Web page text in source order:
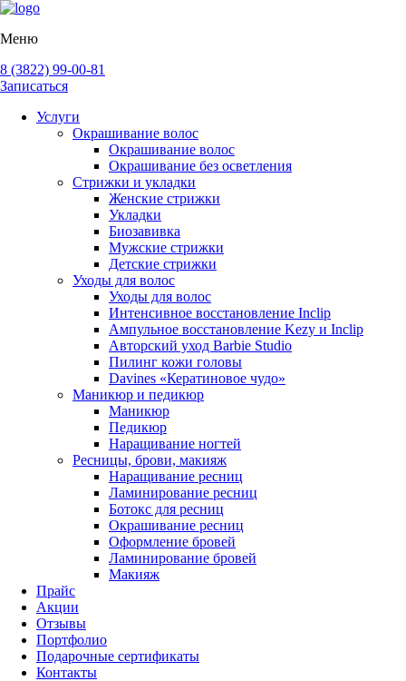
Меню
8 (3822) 99-00-81
Записаться
Услуги
Окрашивание волос
Окрашивание волос
Окрашивание без осветления
Стрижки и укладки
Женские стрижки
Укладки
Биозавивка
Мужские стрижки
Детские стрижки
Уходы для волос
Уходы для волос
Интенсивное восстановление Inclip
Ампульное восстановление Kezy и Inclip
Авторский уход Barbie Studio
Пилинг кожи головы
Davines «Кератиновое чудо»
Маникюр и педикюр
Маникюр
Педикюр
Наращивание ногтей
Ресницы, брови, макияж
Наращивание ресниц
Ламинирование ресниц
Ботокс для ресниц
Окрашивание ресниц
Оформление бровей
Ламинирование бровей
Макияж
Прайс
Акции
Отзывы
Портфолио
Подарочные сертификаты
Контакты